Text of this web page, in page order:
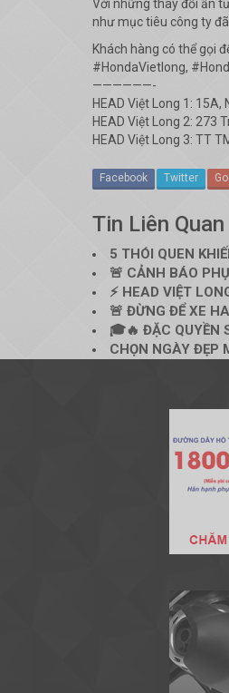
Với những thay đổi ấn
như mục tiêu công ty
Khách hàng có thể gọi
#HondaVietlong,
——————-
HEAD Việt Long 1: 15A,
HEAD Việt Long 2: 273
HEAD Việt Long 3: TT
Facebook Twitter
Tin Liên Quan
5 THÓI QUEN
🚨 CẢNH BÁO
⚡ HEAD VIỆT
🚨 ĐỪNG ĐỂ XE
🎓🔥 ĐẶC QUYỀN
CHỌN NGÀY ĐẸP